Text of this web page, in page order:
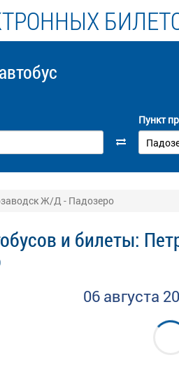
Пункт
Ж/Д - Падозеро
и билеты:
06 августа